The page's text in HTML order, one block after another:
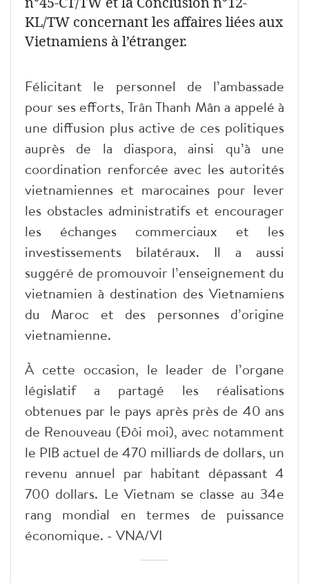
KL/TW concernant les affaires liées aux
Vietnamiens à l’étranger.
Félicitant le personnel de l’ambassade
pour ses efforts, Trân Thanh Mân a appelé à
une diffusion plus active de ces politiques
auprès de la diaspora, ainsi qu’à une
coordination renforcée avec les autorités
vietnamiennes et marocaines pour lever
les obstacles administratifs et encourager
les échanges commerciaux et les
investissements bilatéraux. Il a aussi
suggéré de promouvoir l’enseignement du
vietnamien à destination des Vietnamiens
du Maroc et des personnes d’origine
vietnamienne.
À cette occasion, le leader de l’organe
législatif a partagé les réalisations
obtenues par le pays après près de 40 ans
de Renouveau (Đôi moi), avec notamment
le PIB actuel de 470 milliards de dollars, un
revenu annuel par habitant dépassant 4
700 dollars. Le Vietnam se classe au 34e
rang mondial en termes de puissance
économique. - VNA/VI